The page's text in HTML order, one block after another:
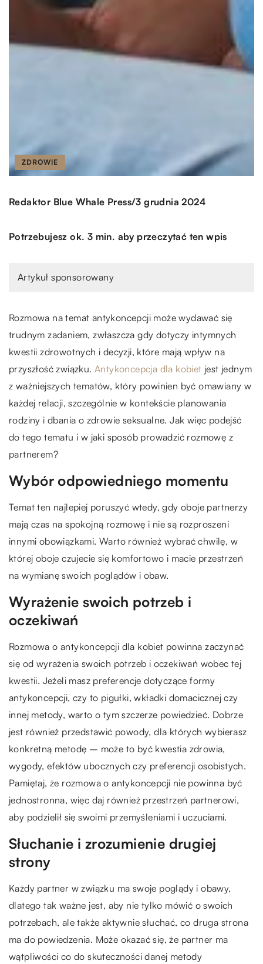
ZDROWIE
Redaktor Blue Whale Press/3 grudnia 2024
Potrzebujesz ok. 3 min. aby przeczytać ten wpis
Artykuł sponsorowany
Rozmowa na temat antykoncepcji może wydawać się
trudnym zadaniem, zwłaszcza gdy dotyczy intymnych
kwestii zdrowotnych i decyzji, które mają wpływ na
przyszłość związku. Antykoncepcja dla kobiet jest jednym
z ważniejszych tematów, który powinien być omawiany w
każdej relacji, szczególnie w kontekście planowania
rodziny i dbania o zdrowie seksualne. Jak więc podejść
do tego tematu i w jaki sposób prowadzić rozmowę z
partnerem?
Wybór odpowiedniego momentu
Temat ten najlepiej poruszyć wtedy, gdy oboje partnerzy
mają czas na spokojną rozmowę i nie są rozproszeni
innymi obowiązkami. Warto również wybrać chwilę, w
której oboje czujecie się komfortowo i macie przestrzeń
na wymianę swoich poglądów i obaw.
Wyrażenie swoich potrzeb i
oczekiwań
Rozmowa o antykoncepcji dla kobiet powinna zaczynać
się od wyrażenia swoich potrzeb i oczekiwań wobec tej
kwestii. Jeżeli masz preferencje dotyczące formy
antykoncepcji, czy to pigułki, wkładki domacicznej czy
innej metody, warto o tym szczerze powiedzieć. Dobrze
jest również przedstawić powody, dla których wybierasz
konkretną metodę – może to być kwestia zdrowia,
wygody, efektów ubocznych czy preferencji osobistych.
Pamiętaj, że rozmowa o antykoncepcji nie powinna być
jednostronna, więc daj również przestrzeń partnerowi,
aby podzielił się swoimi przemyśleniami i uczuciami.
Słuchanie i zrozumienie drugiej
strony
Każdy partner w związku ma swoje poglądy i obawy,
dlatego tak ważne jest, aby nie tylko mówić o swoich
potrzebach, ale także aktywnie słuchać, co druga strona
ma do powiedzenia. Może okazać się, że partner ma
wątpliwości co do skuteczności danej metody